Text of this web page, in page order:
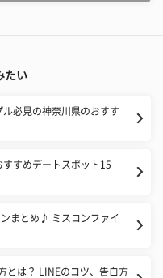
たい
ル必見の神奈川県のおすす
すすめデートスポット15
まとめ♪ ミスコンファイ
とは？ LINEのコツ、告白方